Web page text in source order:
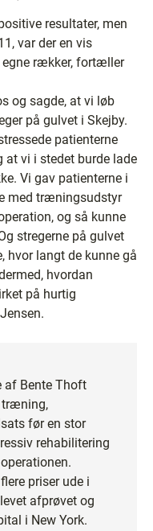
resultater, men
var der en vis
egne rækker, fortæller
og sagde, at vi løb
på gulvet i Skejby.
patienterne
at vi i stedet burde lade
Vi gav patienterne i
med træningsudstyr
og så kunne
stregerne på gulvet
hvor langt de kunne gå
hvordan
på hurtig
af Bente Thoft
træning,
før en stor
rehabilitering
priser ude i
afprøvet og
i New York.